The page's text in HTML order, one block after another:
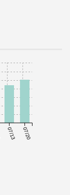
07/13 07/20